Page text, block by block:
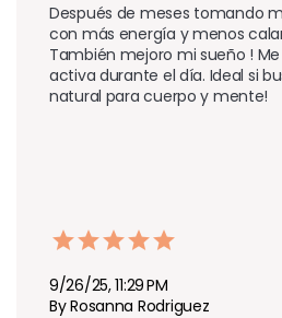
Después de meses tomando
con más energía y menos
También mejoro mi sueño !
activa durante el día. Ideal si
natural para cuerpo y mente!
9/26/25, 11:29 PM
By Rosanna Rodriguez